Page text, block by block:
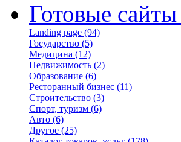
Готовые сайты
Landing page (94)
Государство (5)
Медицина (12)
Недвижимость (2)
Образование (6)
Ресторанный бизнес (11)
Строительство (3)
Спорт, туризм (6)
Авто (6)
Другое (25)